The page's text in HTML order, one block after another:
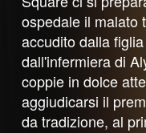
ospedale il malato
accudito dalla
dall'infermiera di
coppie in dolce
aggiudicarsi il
da tradizione, al